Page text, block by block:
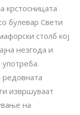
крстосницата
булевар Свети
столб кој
незгода и
редовната
извршуваат
на